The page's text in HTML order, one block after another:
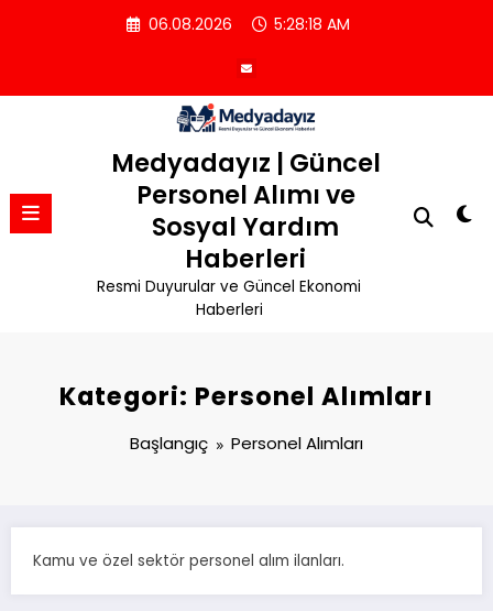
06.08.2026 5:28:19 AM
Medyadayız | Güncel
Personel Alımı ve
Sosyal Yardım
Haberleri
Resmi Duyurular ve Güncel Ekonomi
Haberleri
Kategori: Personel Alımları
Başlangıç Personel Alımları
Kamu ve özel sektör personel alım ilanları.